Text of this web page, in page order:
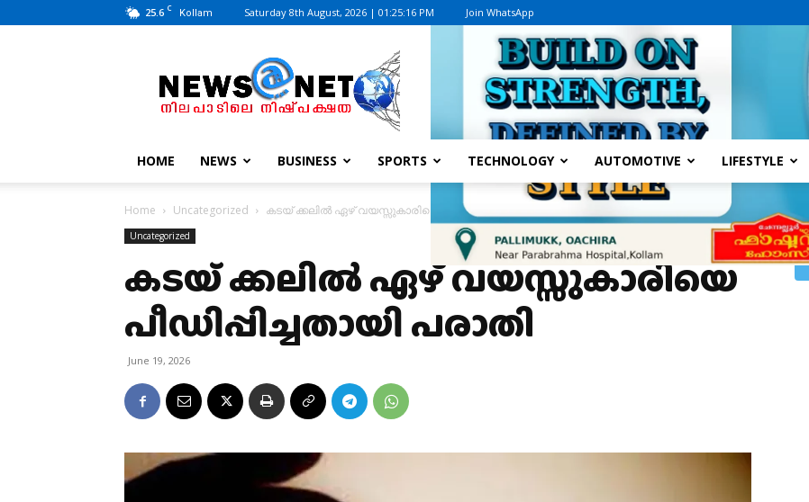
25.6 C Kollam Saturday 8th August, 2026 | 01:25:16 PM Join WhatsApp
News@Net
|
www.newsatnet.com
HOME NEWS BUSINESS SPORTS TECHNOLOGY AUTOMOTIVE LIFESTYLE
Home Uncategorized കടയ് ക്കലിൽ ഏഴ് വയസ്സുകാരിയെ പീഡിപ്പിച്ചതായി പരാതി
Uncategorized
കടയ് ക്കലിൽ ഏഴ് വയസ്സുകാരിയെ
പീഡിപ്പിച്ചതായി പരാതി
June 19, 2026